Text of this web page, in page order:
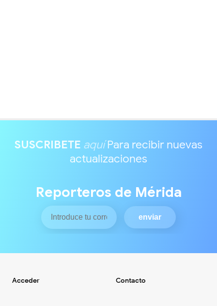
SUSCRIBETE aquíPara recibir nuevas
actualizaciones
Reporteros de Mérida
Acceder Contacto